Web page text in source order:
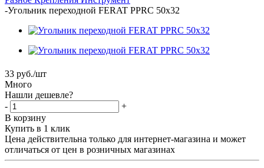
-Угольник переходной FERAT PPRC 50x32
33 руб./шт
Много
Нашли дешевле?
-
+
В корзину
Купить в 1 клик
Цена действительна только для интернет-магазина и может
отличаться от цен в розничных магазинах